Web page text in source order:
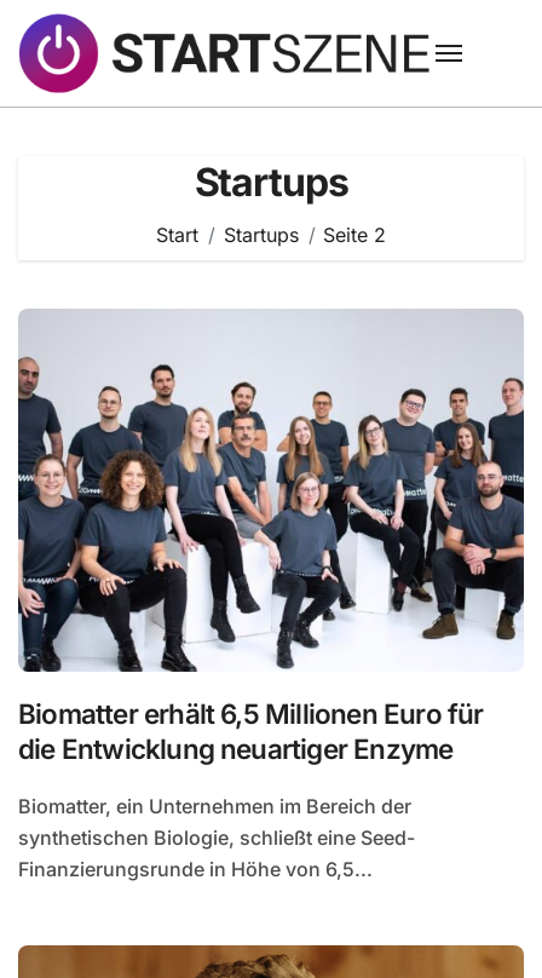
Inhalt
springen
Startups
Start Startups Seite 2
Biomatter erhält 6,5 Millionen Euro für
die Entwicklung neuartiger Enzyme
Biomatter, ein Unternehmen im Bereich der
synthetischen Biologie, schließt eine Seed-
Finanzierungsrunde in Höhe von 6,5...